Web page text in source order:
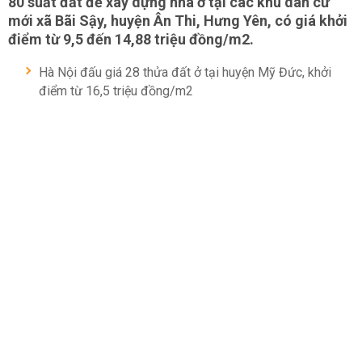
mới xã Bãi Sậy, huyện Ân Thi, Hưng Yên, có giá khởi
điểm từ 9,5 đến 14,88 triệu đồng/m2.
Hà Nội đấu giá 28 thửa đất ở tại huyện Mỹ Đức, khởi
điểm từ 16,5 triệu đồng/m2